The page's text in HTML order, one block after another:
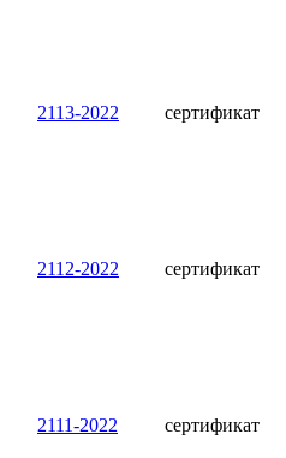
2113-2022 сертификат
2112-2022 сертификат
2111-2022 сертификат